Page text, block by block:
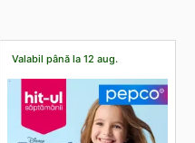
Valabil până la 12 aug.